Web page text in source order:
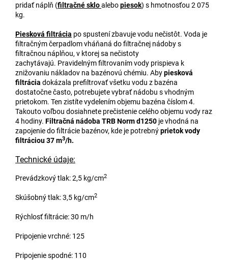
pridať náplň (filtračné skloalebopiesok) s hmotnosťou 2 075
kg.
Piesková filtrácia po spustení zbavuje vodu nečistôt. Voda je
filtračným čerpadlom vháňaná do filtračnej nádoby s
filtračnou náplňou, v ktorej sa nečistoty
zachytávajú. Pravidelným filtrovaním vody prispieva k
znižovaniu nákladov na bazénovú chémiu. Abypiesková
filtrácia dokázala prefiltrovať všetku vodu z bazéna
dostatočne často, potrebujete vybrať nádobu s vhodným
prietokom. Ten zistíte vydelením objemu bazéna číslom 4.
Takouto voľbou dosiahnete prečistenie celého objemu vody raz
4 hodiny. Filtračná nádoba TRB Norm d1250 je vhodná na
zapojenie do filtrácie bazénov, kde je potrebnýprietok vody
filtráciou 37 m3/h.
Technické údaje:
Prevádzkový tlak: 2,5 kg/cm2
Skúšobný tlak: 3,5 kg/cm2
Rýchlosť filtrácie: 30 m/h
Pripojenie vrchné: 125
Pripojenie spodné: 110